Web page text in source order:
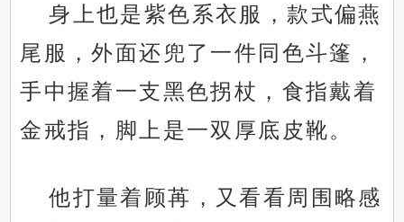
身上也是紫色系衣服，款式偏燕
尾服，外面还兜了一件同色斗篷，
手中握着一支黑色拐杖，食指戴着
金戒指，脚上是一双厚底皮靴。
他打量着顾苒，又看看周围略感